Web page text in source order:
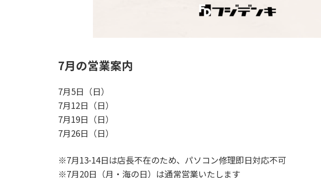
7月の営業案内
7月5日（日）
7月12日（日）
7月19日（日）
7月26日（日）
※7月13-14日は店長不在のため、パソコン修理即日対応不可
※7月20日（月・海の日）は通常営業いたします